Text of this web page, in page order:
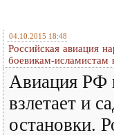
04.10.2015 18:48
Российская авиация
боевикам-исламистам
Авиация РФ
взлетает и
остановки.